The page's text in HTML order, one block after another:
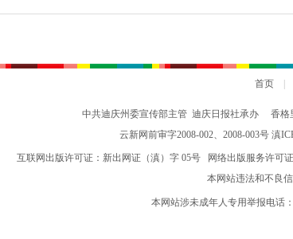
志谈贯彻落实党的二十届四中全会精神